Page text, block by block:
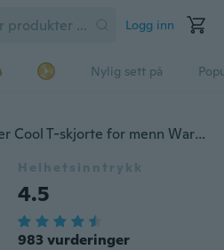
Logg inn
Nylig sett på
2018 New Fashion Summer Cool T-skjorte for menn Warm White Tiger 3d Digital Printing Pustende hurtigtørrende sportsskjorte
Helhetsinntrykk
4.5
983 vurderinger